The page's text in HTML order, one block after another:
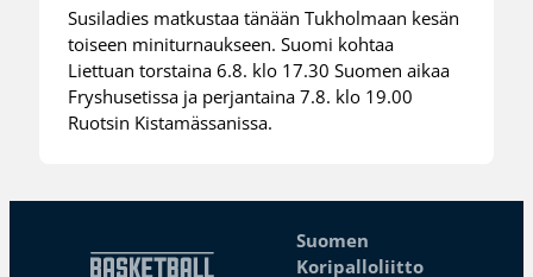
Susiladies matkustaa tänään Tukholmaan kesän
toiseen miniturnaukseen. Suomi kohtaa
Liettuan torstaina 6.8. klo 17.30 Suomen aikaa
Fryshusetissa ja perjantaina 7.8. klo 19.00
Ruotsin Kistamässanissa.
Suomen
Koripalloliitto